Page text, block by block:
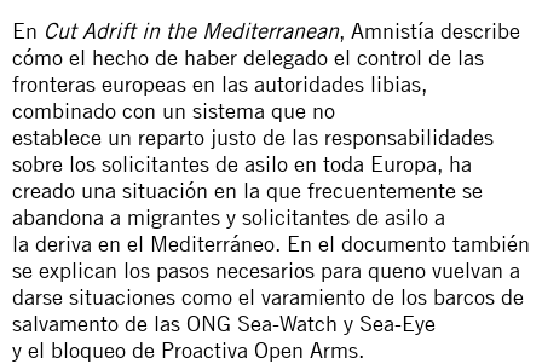
En Cut Adrift in the Mediterranean, Amnistía describe
cómo el hecho de haber delegado el control de las
fronteras europeas en las autoridades libias,
combinado con un sistema que no
establece un reparto justo de las responsabilidades
sobre los solicitantes de asilo en toda Europa, ha
creado una situación en la que frecuentemente se
abandona a migrantes y solicitantes de asilo a
la deriva en el Mediterráneo. En el documento también
se explican los pasos necesarios para queno vuelvan a
darse situaciones como el varamiento de los barcos de
salvamento de las ONG Sea-Watch y Sea-Eye
y el bloqueo de Proactiva Open Arms.